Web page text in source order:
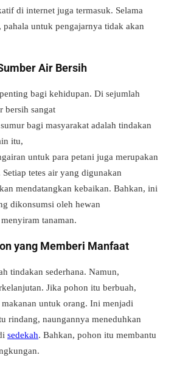
di internet juga termasuk. Selama
untuk pengajarnya tidak akan
Air Bersih
bagi kehidupan. Di sejumlah
bersih sangat
bagi masyarakat adalah tindakan
itu,
untuk para petani juga merupakan
Setiap tetes air yang digunakan
mendatangkan kebaikan. Bahkan, ini
dikonsumsi oleh hewan
tanaman.
yang Memberi Manfaat
tindakan sederhana. Namun,
Jika pohon itu berbuah,
untuk orang. Ini menjadi
rindang, naungannya meneduhkan
sedekah. Bahkan, pohon itu membantu